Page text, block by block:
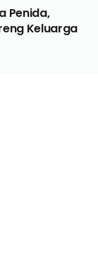
Penida,
Keluarga